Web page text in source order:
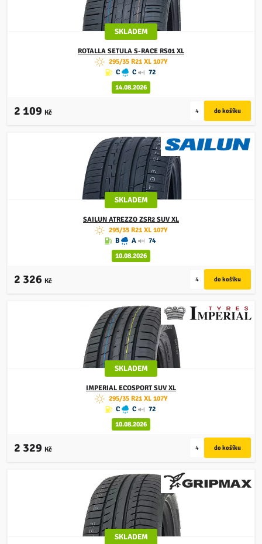
SKLADEM
ROTALLA SETULA S-RACE RS01 XL
295/35 R21 XL 107Y
C
C
72
14.08.2026
2 109 Kč
SKLADEM
SAILUN ATREZZO ZSR2 SUV XL
295/35 R21 XL 107Y
B
A
74
10.08.2026
2 326 Kč
SKLADEM
IMPERIAL ECOSPORT SUV XL
295/35 R21 XL 107Y
C
C
72
10.08.2026
2 329 Kč
SKLADEM